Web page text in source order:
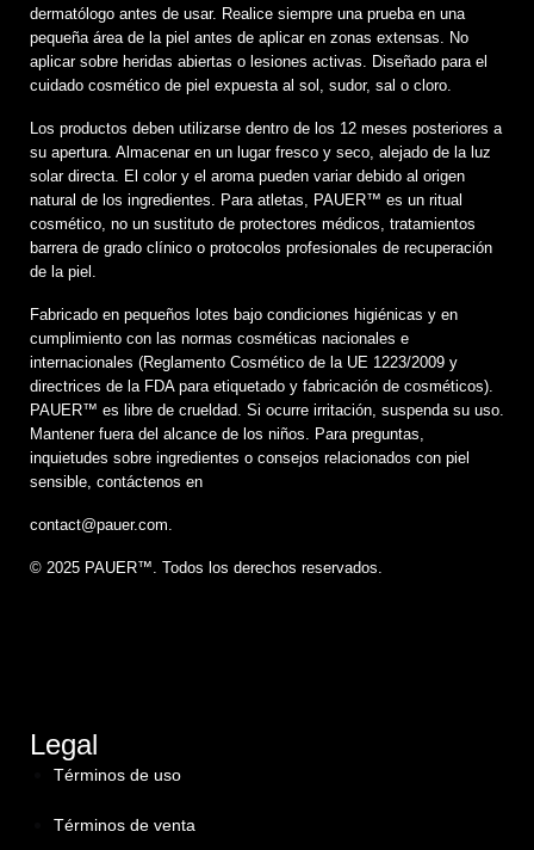
dermatólogo antes de usar. Realice siempre una prueba en una
pequeña área de la piel antes de aplicar en zonas extensas. No
aplicar sobre heridas abiertas o lesiones activas. Diseñado para el
cuidado cosmético de piel expuesta al sol, sudor, sal o cloro.
Los productos deben utilizarse dentro de los 12 meses posteriores a
su apertura. Almacenar en un lugar fresco y seco, alejado de la luz
solar directa. El color y el aroma pueden variar debido al origen
natural de los ingredientes. Para atletas, PAUER™️ es un ritual
cosmético, no un sustituto de protectores médicos, tratamientos
barrera de grado clínico o protocolos profesionales de recuperación
de la piel.
Fabricado en pequeños lotes bajo condiciones higiénicas y en
cumplimiento con las normas cosméticas nacionales e
internacionales (Reglamento Cosmético de la UE 1223/2009 y
directrices de la FDA para etiquetado y fabricación de cosméticos).
PAUER™️ es libre de crueldad. Si ocurre irritación, suspenda su uso.
Mantener fuera del alcance de los niños. Para preguntas,
inquietudes sobre ingredientes o consejos relacionados con piel
sensible, contáctenos en
contact@pauer.com.
© 2025 PAUER™. Todos los derechos reservados.
Legal
Términos de uso
Términos de venta